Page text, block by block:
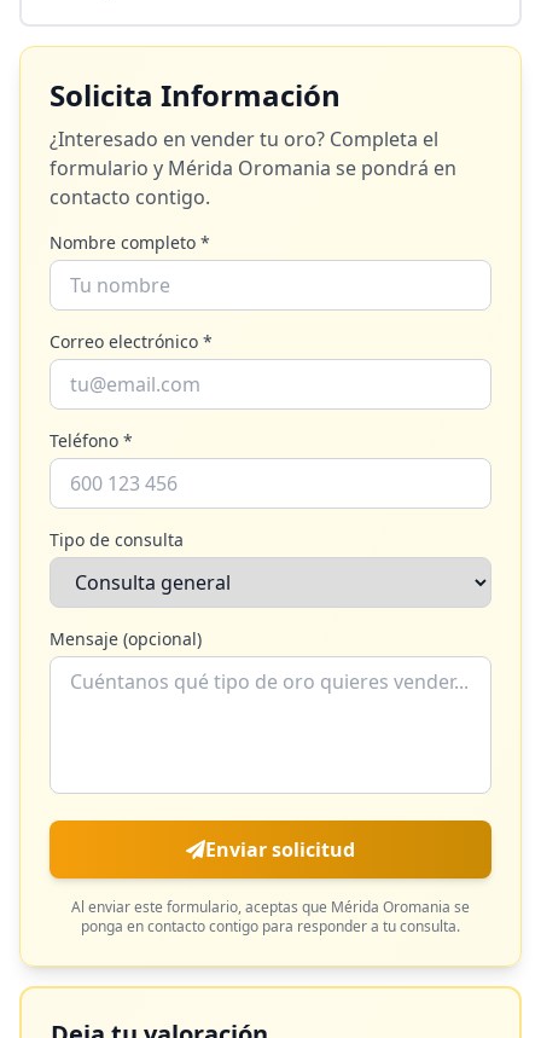
Solicita Información
¿Interesado en vender tu oro? Completa el
formulario y Mérida Oromania se pondrá en
contacto contigo.
Nombre completo *
Correo electrónico *
Teléfono *
Tipo de consulta
Mensaje (opcional)
Enviar solicitud
Al enviar este formulario, aceptas que Mérida Oromania se
ponga en contacto contigo para responder a tu consulta.